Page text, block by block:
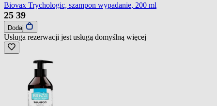
Biovax Trychologic, szampon wypadanie, 200 ml
25 39
Dodaj
Usługa rezerwacji jest usługą domyślną więcej